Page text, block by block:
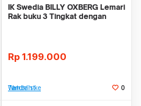
IK Swedia BILLY OXBERG Lemari
Rak buku 3 Tingkat dengan
Rp 1.199.000
Tambah ke Watchlist 0